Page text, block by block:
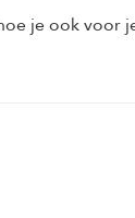
je ook voor